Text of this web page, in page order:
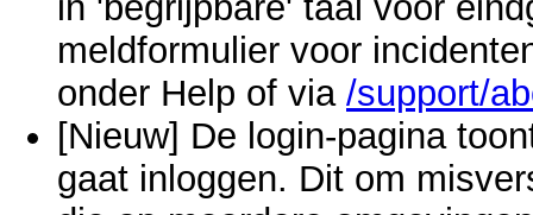
meldformulier voor
onder Help of via /support/
[Nieuw] De login-pagina
gaat inloggen. Dit om